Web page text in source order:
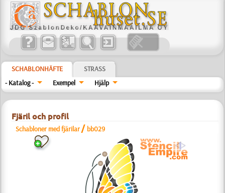
SCHABLONHÄFTE
STRASS
- Katalog -
Exempel Hjälp
Fjäril och profil
Schabloner med fjärilar / bb029
a